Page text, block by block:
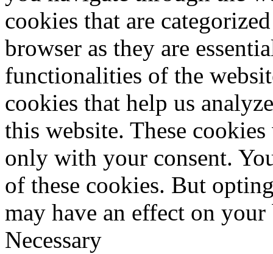
cookies that are
browser as they are
functionalities of the
cookies that help us
this website. These
only with your consent.
of these cookies. But
may have an effect on
Necessary